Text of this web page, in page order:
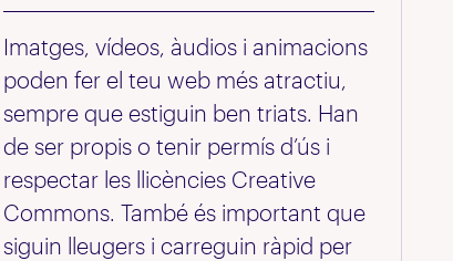
Imatges, vídeos, àudios i animacions
poden fer el teu web més atractiu,
sempre que estiguin ben triats. Han
de ser propis o tenir permís d’ús i
respectar les llicències Creative
Commons. També és important que
siguin lleugers i carreguin ràpid per